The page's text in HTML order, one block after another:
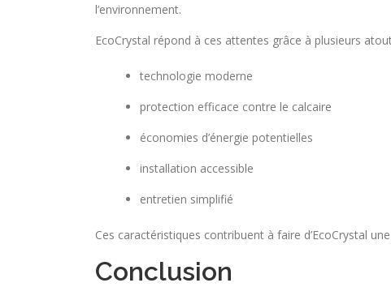
l’environnement.
EcoCrystal répond à ces attentes grâce à plusieurs
technologie moderne
protection efficace contre le calcaire
économies d’énergie potentielles
installation accessible
entretien simplifié
Ces caractéristiques contribuent à faire d’EcoCrystal
Conclusion